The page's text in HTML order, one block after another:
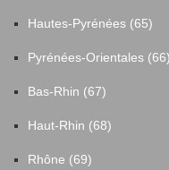
Hautes-Pyrénées (65)
Pyrénées-Orientales (66)
Bas-Rhin (67)
Haut-Rhin (68)
Rhône (69)